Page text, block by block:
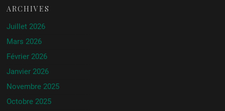
ARCHIVES
Juillet 2026
Mars 2026
Février 2026
Janvier 2026
Novembre 2025
Octobre 2025